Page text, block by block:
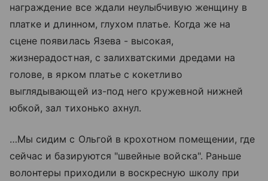
награждение все ждали неулыбчивую женщину в
платке и длинном, глухом платье. Когда же на
сцене появилась Язева - высокая,
жизнерадостная, с залихватскими дредами на
голове, в ярком платье с кокетливо
выглядывающей из-под него кружевной нижней
юбкой, зал тихонько ахнул.
…Мы сидим с Ольгой в крохотном помещении, где
сейчас и базируются "швейные войска". Раньше
волонтеры приходили в воскресную школу при